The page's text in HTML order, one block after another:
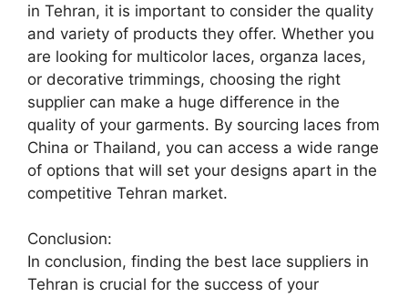
in Tehran, it is important to consider the quality
and variety of products they offer. Whether you
are looking for multicolor laces, organza laces,
or decorative trimmings, choosing the right
supplier can make a huge difference in the
quality of your garments. By sourcing laces from
China or Thailand, you can access a wide range
of options that will set your designs apart in the
competitive Tehran market.
Conclusion:
In conclusion, finding the best lace suppliers in
Tehran is crucial for the success of your